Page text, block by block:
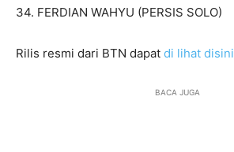
34. FERDIAN WAHYU (PERSIS SOLO)
Rilis resmi dari BTN dapat di lihat disini
BACA JUGA